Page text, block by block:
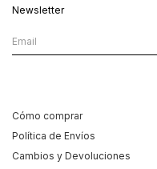
Newsletter
Cómo comprar
Política de Envíos
Cambios y Devoluciones